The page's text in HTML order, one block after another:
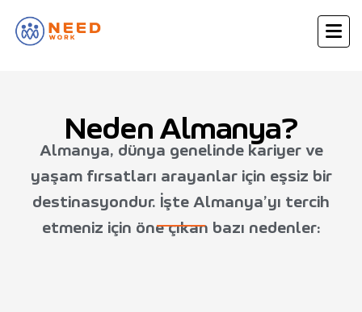
Neden Almanya?
Almanya, dünya genelinde kariyer ve
yaşam fırsatları arayanlar için eşsiz bir
destinasyondur. İşte Almanya’yı tercih
etmeniz için öne çıkan bazı nedenler: